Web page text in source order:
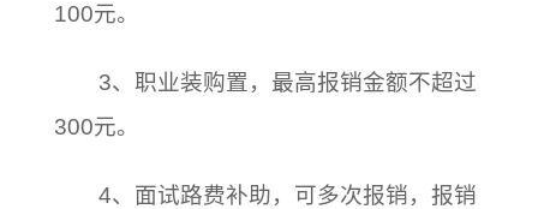
100元。
3、职业装购置，最高报销金额不超过
300元。
4、面试路费补助，可多次报销，报销